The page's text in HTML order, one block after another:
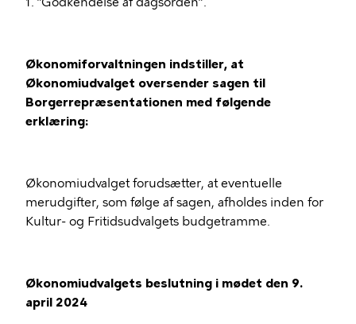
Økonomiforvaltningen indstiller, at
Økonomiudvalget oversender sagen til
Borgerrepræsentationen med følgende
erklæring:
Økonomiudvalget forudsætter, at eventuelle
merudgifter, som følge af sagen, afholdes inden for
Kultur- og Fritidsudvalgets budgetramme.
Økonomiudvalgets beslutning i mødet den 9.
april 2024